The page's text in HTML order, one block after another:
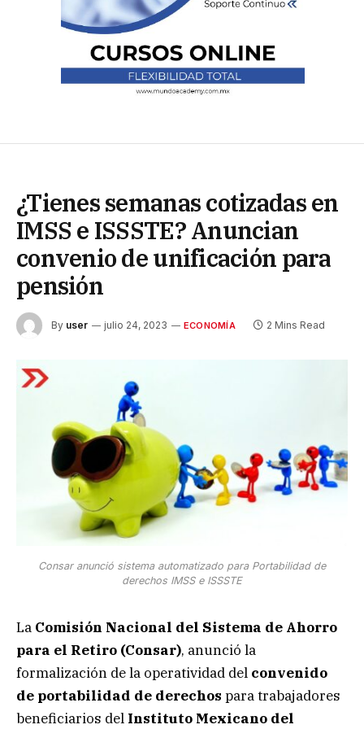
¿Tienes semanas cotizadas en
IMSS e ISSSTE? Anuncian
convenio de unificación para
pensión
By user julio 24, 2023 ECONOMÍA 2 Mins Read
Consar anunció sistema automatizado para Portabilidad de
derechos IMSS e ISSSTE
La Comisión Nacional del Sistema de Ahorro
para el Retiro (Consar), anunció la
formalización de la operatividad del convenido
de portabilidad de derechos para trabajadores
beneficiarios del Instituto Mexicano del